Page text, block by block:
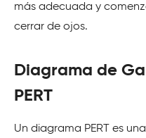
más adecuada y
cerrar de ojos.
Diagrama de
PERT
Un diagrama PERT es